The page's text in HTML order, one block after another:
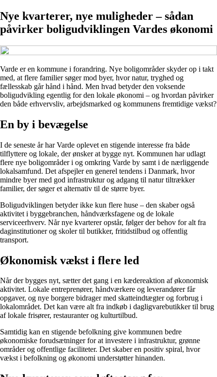
Nye kvarterer, nye muligheder – sådan
påvirker boligudviklingen Vardes økonomi
Varde er en kommune i forandring. Nye boligområder skyder op i takt
med, at flere familier søger mod byer, hvor natur, tryghed og
fællesskab går hånd i hånd. Men hvad betyder den voksende
boligudvikling egentlig for den lokale økonomi – og hvordan påvirker
den både erhvervsliv, arbejdsmarked og kommunens fremtidige vækst?
En by i bevægelse
I de seneste år har Varde oplevet en stigende interesse fra både
tilflyttere og lokale, der ønsker at bygge nyt. Kommunen har udlagt
flere nye boligområder i og omkring Varde by samt i de nærliggende
lokalsamfund. Det afspejler en generel tendens i Danmark, hvor
mindre byer med god infrastruktur og adgang til natur tiltrækker
familier, der søger et alternativ til de større byer.
Boligudviklingen betyder ikke kun flere huse – den skaber også
aktivitet i byggebranchen, håndværksfagene og de lokale
serviceerhverv. Når nye kvarterer opstår, følger der behov for alt fra
daginstitutioner og skoler til butikker, fritidstilbud og offentlig
transport.
Økonomisk vækst i flere led
Når der bygges nyt, sætter det gang i en kædereaktion af økonomisk
aktivitet. Lokale entreprenører, håndværkere og leverandører får
opgaver, og nye borgere bidrager med skatteindtægter og forbrug i
lokalområdet. Det kan være alt fra indkøb i dagligvarebutikker til brug
af lokale frisører, restauranter og kulturtilbud.
Samtidig kan en stigende befolkning give kommunen bedre
økonomiske forudsætninger for at investere i infrastruktur, grønne
områder og offentlige faciliteter. Det skaber en positiv spiral, hvor
vækst i befolkning og økonomi understøtter hinanden.